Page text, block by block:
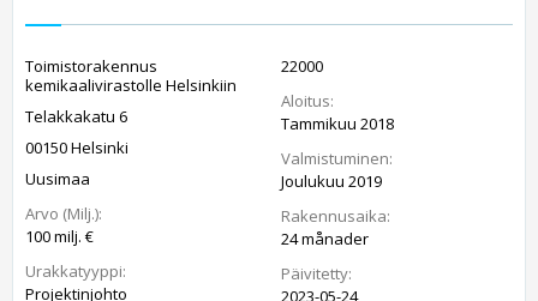
Toimistorakennus
kemikaalivirastolle Helsinkiin
Telakkakatu 6
00150 Helsinki
Uusimaa
Arvo (Milj.):
100 milj. €
Urakkatyyppi:
Projektinjohto
22000
Aloitus:
Tammikuu 2018
Valmistuminen:
Joulukuu 2019
Rakennusaika:
24 månader
Päivitetty:
2023-05-24